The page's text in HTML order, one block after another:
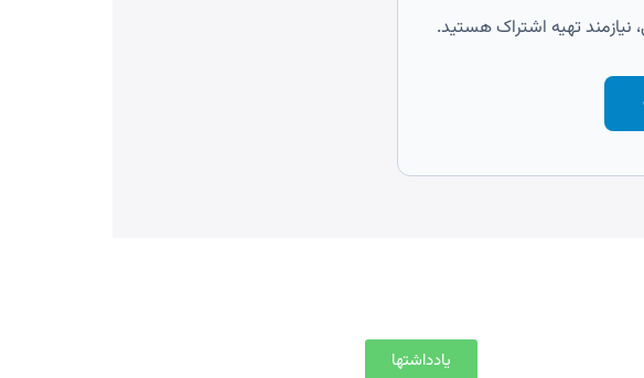
نیازمند تهیه اشتراک هستید.
یادداشتها